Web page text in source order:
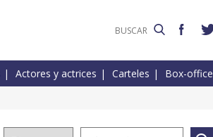
Actores y actrices Carteles Box-office